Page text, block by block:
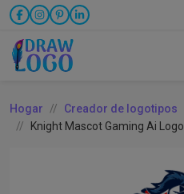
Hogar Creador de logotipos
Knight Mascot Gaming Ai Logo